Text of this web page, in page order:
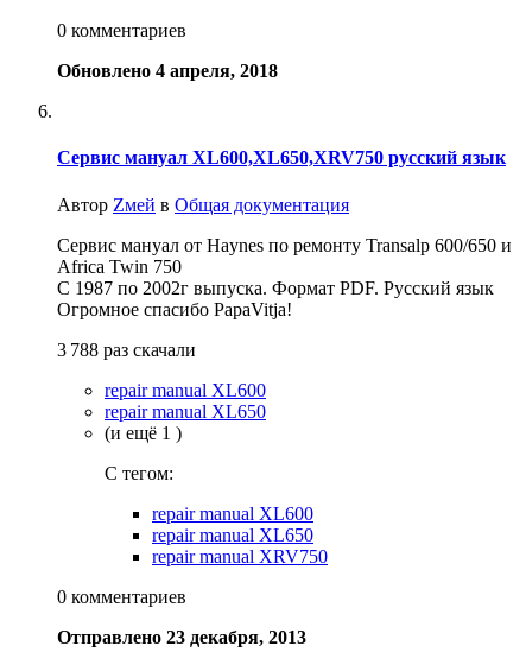
0 комментариев
Обновлено 4 апреля, 2018
Сервис мануал XL600,XL650,XRV750 русский язык
Автор Zмей в Общая документация
Сервис мануал от Haynes по ремонту Transalp 600/650 и
Africa Twin 750
С 1987 по 2002г выпуска. Формат PDF. Русский язык
Огромное спасибо PapaVitja!
3 788 раз скачали
repair manual XL600
repair manual XL650
(и ещё 1 )
C тегом:
repair manual XL600
repair manual XL650
repair manual XRV750
0 комментариев
Отправлено 23 декабря, 2013